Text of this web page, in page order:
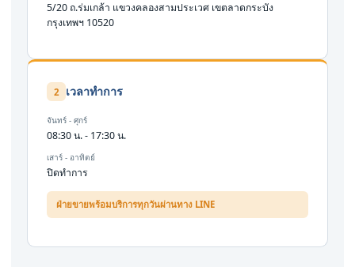
5/20 ถ.ร่มเกล้า แขวงคลองสามประเวศ เขตลาดกระบัง
กรุงเทพฯ 10520
2 เวลาทำการ
จันทร์ - ศุกร์
08:30 น. - 17:30 น.
เสาร์ - อาทิตย์
ปิดทำการ
ฝ่ายขายพร้อมบริการทุกวันผ่านทาง LINE